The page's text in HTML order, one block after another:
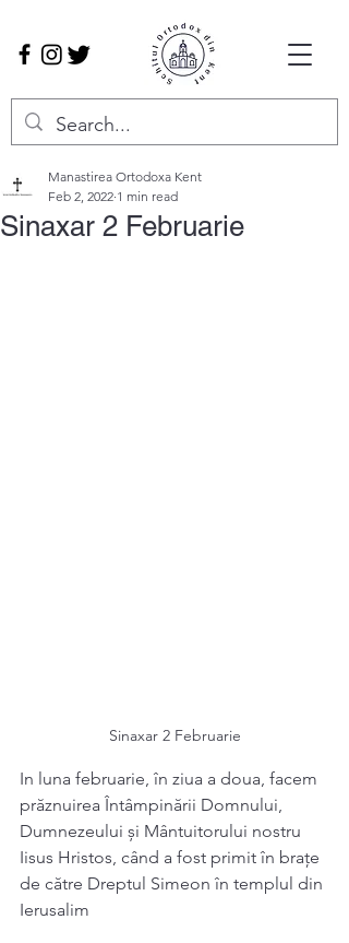
Sinaxar 2 Februarie
Manastirea Ortodoxa Kent
Feb 2, 2022 1 min read
Sinaxar 2 Februarie
In luna februarie, în ziua a doua, facem
prăznuirea Întâmpinării Domnului,
Dumnezeului și Mântuitorului nostru
Iisus Hristos, când a fost primit în braţe
de către Dreptul Simeon în templul din
Ierusalim